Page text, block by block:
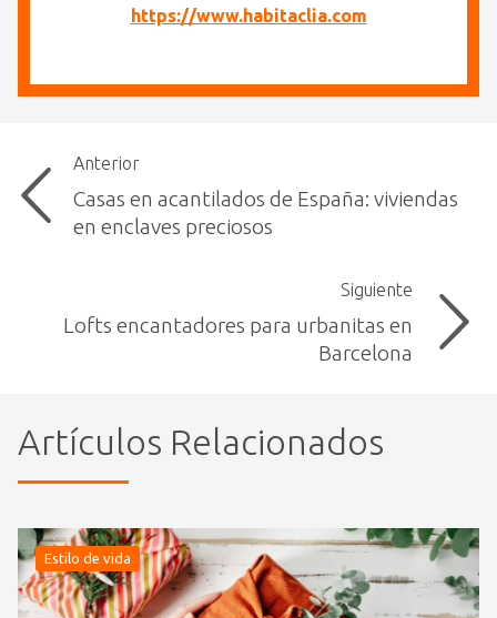
https://www.habitaclia.com
Anterior
Casas en acantilados de España: viviendas
en enclaves preciosos
Siguiente
Lofts encantadores para urbanitas en
Barcelona
Artículos Relacionados
Estilo de vida